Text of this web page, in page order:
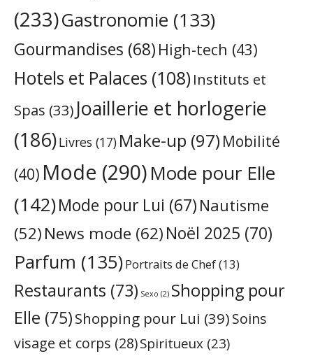
(233)Gastronomie (133)
Gourmandises (68) High-tech (43)
Hotels et Palaces (108) Instituts et
Spas (33) Joaillerie et horlogerie
(186)Livres (17) Make-up (97) Mobilité
(40) Mode (290)Mode pour Elle
(142)Mode pour Lui (67) Nautisme
(52) News mode (62)Noël 2025 (70)
Parfum (135)Portraits de Chef(13)
Restaurants (73) Sexo (2) Shopping pour
Elle (75)Shopping pour Lui (39)Soins
visage et corps (28)Spiritueux (23)